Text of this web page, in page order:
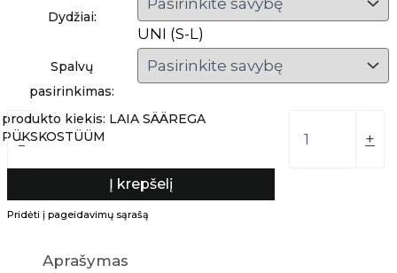
Dydžiai:
UNI (S-L)
Spalvų
pasirinkimas:
-
produkto kiekis: LAIA SÄÄREGA
PÜKSKOSTÜÜM
+
Į krepšelį
Pridėti į pageidavimų sąrašą
Aprašymas